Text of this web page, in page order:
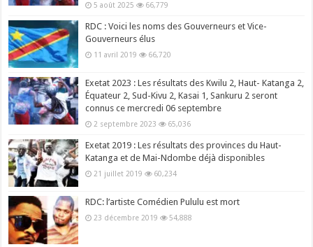
5 août 2025 66,779
RDC : Voici les noms des Gouverneurs et Vice-
Gouverneurs élus
11 avril 2019 66,720
Exetat 2023 : Les résultats des Kwilu 2, Haut- Katanga 2,
Équateur 2, Sud-Kivu 2, Kasai 1, Sankuru 2 seront
connus ce mercredi 06 septembre
2 septembre 2023 65,036
Exetat 2019 : Les résultats des provinces du Haut-
Katanga et de Mai-Ndombe déjà disponibles
21 juillet 2019 60,234
RDC: l’artiste Comédien Pululu est mort
23 décembre 2019 54,888